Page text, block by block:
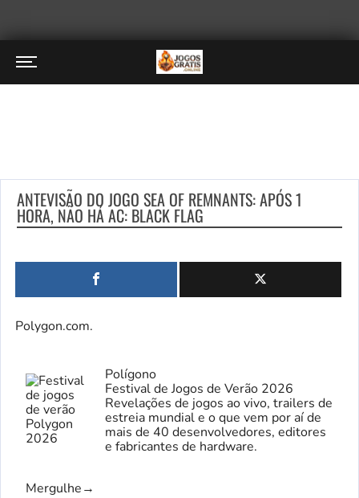
ANTEVISÃO DO JOGO SEA OF ​​REMNANTS: APÓS 1
HORA, NÃO HÁ AC: BLACK FLAG
Polygon.com.
Polígono
Festival de Jogos de Verão 2026
Revelações de jogos ao vivo, trailers de
estreia mundial e o que vem por aí de
mais de 40 desenvolvedores, editores
e fabricantes de hardware.
Mergulhe→